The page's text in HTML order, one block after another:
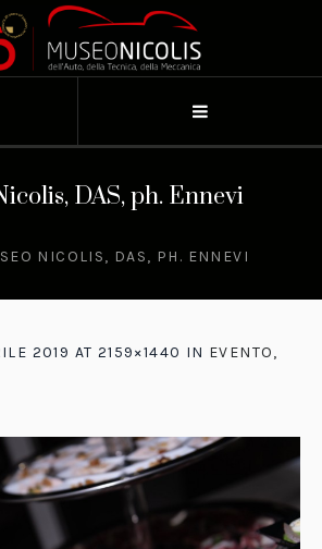
DAS, ph. Ennevi
NICOLIS, DAS, PH. ENNEVI
2019 AT 2159×1440 IN EVENTO,